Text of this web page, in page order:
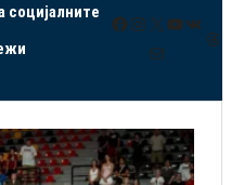
социјалните
Facebook
Instagram
X YouTube
VK
Mail